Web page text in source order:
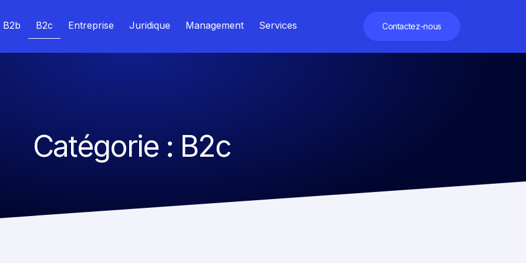
B2b B2c Entreprise Juridique Management Services Contactez-nous
Catégorie : B2c